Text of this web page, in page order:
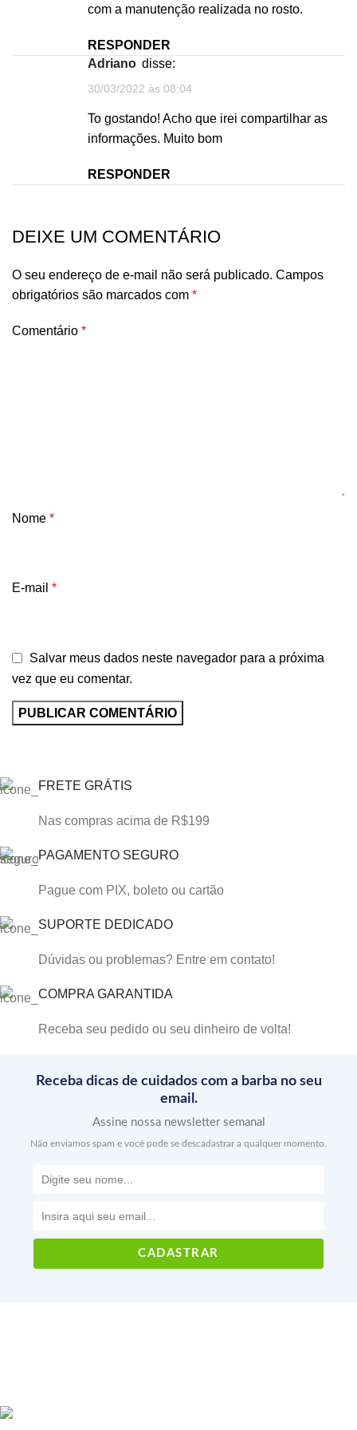
com a manutenção realizada no rosto.
RESPONDER
Adriano disse:
30/03/2022 às 08:04
To gostando! Acho que irei compartilhar as
informações. Muito bom
RESPONDER
DEIXE UM COMENTÁRIO
O seu endereço de e-mail não será publicado. Campos
obrigatórios são marcados com *
Comentário *
Nome *
E-mail *
Salvar meus dados neste navegador para a próxima
vez que eu comentar.
FRETE GRÁTIS
Nas compras acima de R$199
PAGAMENTO SEGURO
Pague com PIX, boleto ou cartão
SUPORTE DEDICADO
Dúvidas ou problemas? Entre em contato!
COMPRA GARANTIDA
Receba seu pedido ou seu dinheiro de volta!
Receba dicas de cuidados com a barba no seu
email.
Assine nossa newsletter semanal
Não enviamos spam e você pode se descadastrar a qualquer momento.